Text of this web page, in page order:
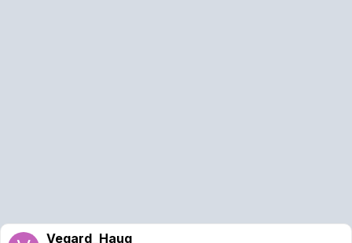
Vegard_Haug